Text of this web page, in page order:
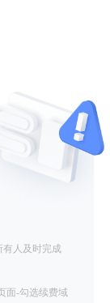
人及时完成
面-勾选续费域